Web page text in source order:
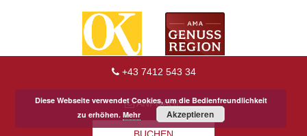
+43 7412 543 34
ANFRAGE
Diese Webseite verwendet Cookies, um die Bedienfreundlichkeit
zu erhöhen. Mehr Akzeptieren